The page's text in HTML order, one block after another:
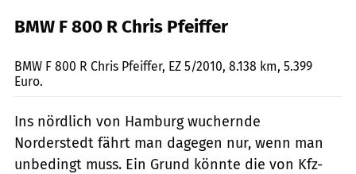
BMW F 800 R Chris Pfeiffer
BMW F 800 R Chris Pfeiffer, EZ 5/2010, 8.138 km, 5.399
Euro.
Ins nördlich von Hamburg wuchernde
Norderstedt fährt man dagegen nur, wenn man
unbedingt muss. Ein Grund könnte die von Kfz-